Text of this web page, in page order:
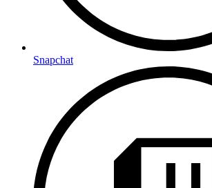
Snapchat